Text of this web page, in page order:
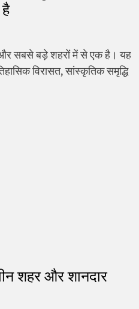
और सबसे बड़े शहरों में से एक है। यह
विरासत, सांस्कृतिक समृद्धि
शहर और शानदार